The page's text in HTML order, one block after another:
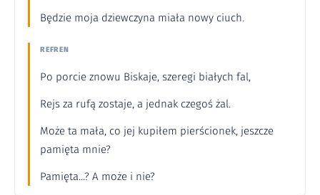
Będzie moja dziewczyna miała nowy ciuch.
REFREN
Po porcie znowu Biskaje, szeregi białych fal,
Rejs za rufą zostaje, a jednak czegoś żal.
Może ta mała, co jej kupiłem pierścionek, jeszcze
pamięta mnie?
Pamięta...? A może i nie?